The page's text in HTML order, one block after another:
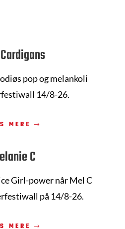
pop og melankoli
14/8-26.
MERE
C
Girl-power når Mel C
på 14/8-26.
MERE